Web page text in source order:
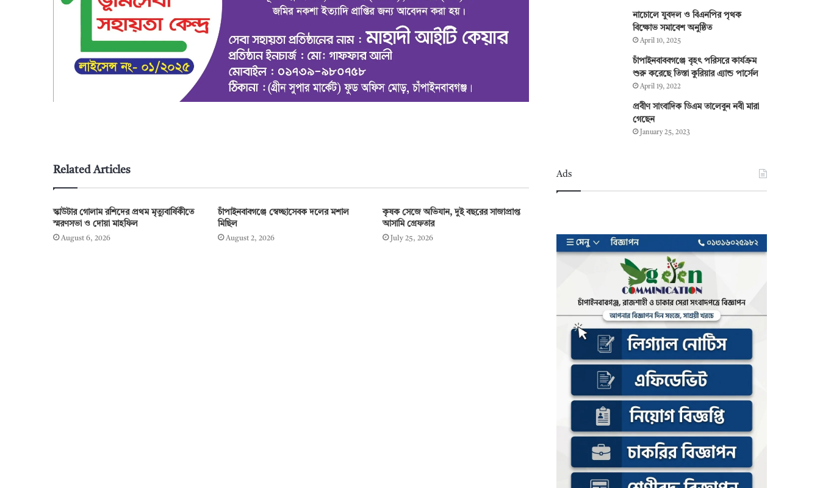
Related Articles
স্কাউটার গোলাম রশিদের প্রথম মৃত্যুবার্ষিকীতে
স্মরণসভা ও দোয়া মাহফিল
August 6, 2026
চাঁপাইনবাবগঞ্জে স্বেচ্ছাসেবক দলের মশাল
মিছিল
August 2, 2026
কৃষক সেজে অভিযান, দুই বছরের সাজাপ্রাপ্ত
আসামি গ্রেফতার
July 25, 2026
নাচোলে যুবদল ও বিএনপির পৃথক
বিক্ষোভ সমাবেশ অনুষ্ঠিত
April 10, 2025
চাঁপাইনবাববগঞ্জে বৃহৎ পরিসরে কার্যক্রম
শুরু করেছে তিস্তা কুরিয়ার এ্যান্ড পার্সেল
April 19, 2022
প্রবীণ সাংবাদিক ডিএম তালেবুন নবী মারা
গেছেন
January 25, 2023
Ads